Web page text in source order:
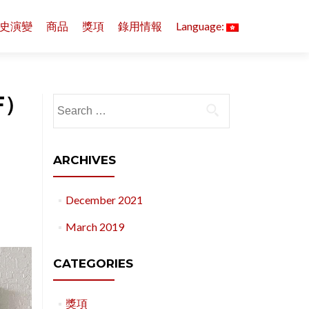
演變 商品 獎項 錄用情報 Language:
ARCHIVES
December 2021
March 2019
CATEGORIES
獎項